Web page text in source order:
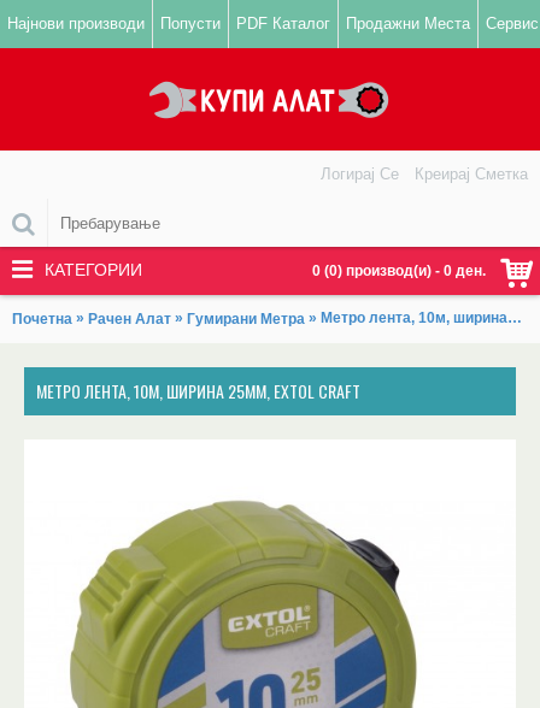
Најнови производи Попусти PDF Каталог Продажни Места Сервис
0 (0) производ(и) - 0 ден.
Логирај Се Креирај Сметка
КАТЕГОРИИ
Почетна » Рачен Алат » Гумирани Метра » Метро лента, 10м, ширина 25мм, EXTOL CRAFT
МЕТРО ЛЕНТА, 10М, ШИРИНА 25ММ, EXTOL CRAFT